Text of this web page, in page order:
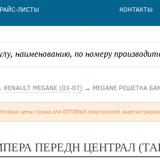
ЛИСТЫ КОНТАКТЫ
RENAULT MEGANE (03-07) → MEGANE РЕШЕТКА
цены только для ОПТОВЫХ покупателей,
ПЕРЕДН ЦЕНТРАЛ